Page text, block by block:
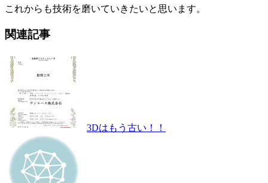
これからも技術を磨いていきたいと思います。
関連記事
3Dはもう古い！！